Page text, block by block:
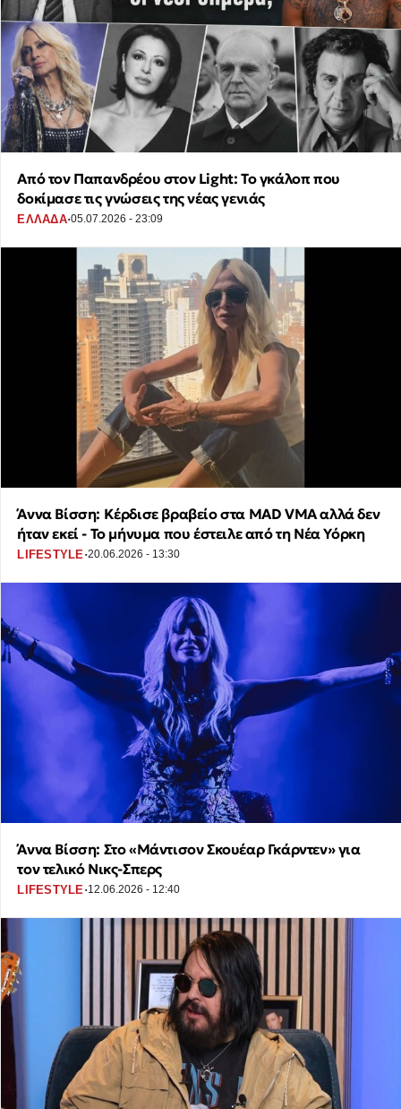
Από τον Παπανδρέου στον Light: Το γκάλοπ που
δοκίμασε τις γνώσεις της νέας γενιάς
ΕΛΛΑΔΑ·05.07.2026 - 23:09
Άννα Βίσση: Κέρδισε βραβείο στα MAD VMA αλλά δεν
ήταν εκεί - Το μήνυμα που έστειλε από τη Νέα Υόρκη
LIFESTYLE ·20.06.2026 - 13:30
Άννα Βίσση: Στο «Μάντισον Σκουέαρ Γκάρντεν» για
τον τελικό Νικς-Σπερς
LIFESTYLE ·12.06.2026 - 12:40